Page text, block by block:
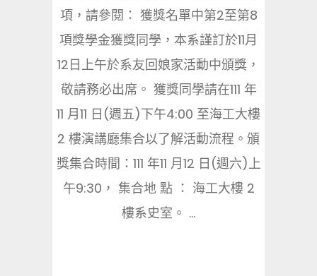
項，請參閱： 獲獎名單中第2至第8
項獎學金獲獎同學，本系謹訂於11月
12日上午於系友回娘家活動中頒獎，
敬請務必出席。 獲獎同學請在111 年
11 月11 日(週五)下午4:00 至海工大樓
2 樓演講廳集合以了解活動流程。頒
獎集合時間：111 年11 月12 日(週六)上
午9:30， 集合地 點 ： 海工大樓 2
樓系史室。 ...